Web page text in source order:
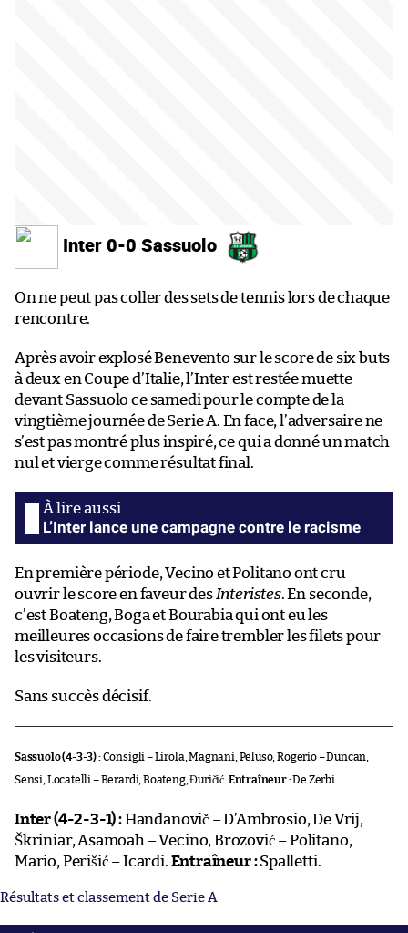
Inter 0-0 Sassuolo
On ne peut pas coller des sets de tennis lors de chaque
rencontre.
Après avoir explosé Benevento sur le score de six buts
à deux en Coupe d’Italie, l’Inter est restée muette
devant Sassuolo ce samedi pour le compte de la
vingtième journée de Serie A. En face, l’adversaire ne
s’est pas montré plus inspiré, ce qui a donné un match
nul et vierge comme résultat final.
L’Inter lance une campagne contre le racisme
En première période, Vecino et Politano ont cru
ouvrir le score en faveur des Interistes. En seconde,
c’est Boateng, Boga et Bourabia qui ont eu les
meilleures occasions de faire trembler les filets pour
les visiteurs.
Sans succès décisif.
Sassuolo (4-3-3) :Consigli – Lirola, Magnani, Peluso, Rogerio – Duncan,
Sensi, Locatelli – Berardi, Boateng, Đuričić. Entraîneur :De Zerbi.
Inter (4-2-3-1) :Handanovič – D’Ambrosio, De Vrij,
Škriniar, Asamoah – Vecino, Brozović – Politano,
Mario, Perišić – Icardi. Entraîneur :Spalletti.
Résultats et classement de Serie A